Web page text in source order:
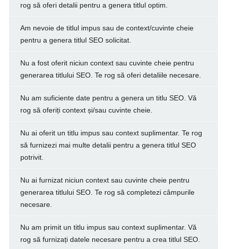
rog să oferi detalii pentru a genera titlul optim.
Am nevoie de titlul impus sau de context/cuvinte cheie
pentru a genera titlul SEO solicitat.
Nu a fost oferit niciun context sau cuvinte cheie pentru
generarea titlului SEO. Te rog să oferi detaliile necesare.
Nu am suficiente date pentru a genera un titlu SEO. Vă
rog să oferiți context și/sau cuvinte cheie.
Nu ai oferit un titlu impus sau context suplimentar. Te rog
să furnizezi mai multe detalii pentru a genera titlul SEO
potrivit.
Nu ai furnizat niciun context sau cuvinte cheie pentru
generarea titlului SEO. Te rog să completezi câmpurile
necesare.
Nu am primit un titlu impus sau context suplimentar. Vă
rog să furnizați datele necesare pentru a crea titlul SEO.